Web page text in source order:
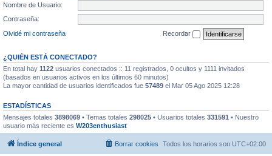
Nombre de Usuario:
Contraseña:
Olvidé mi contraseña
Recordar
¿QUIÉN ESTÁ CONECTADO?
En total hay 1122 usuarios conectados :: 11 registrados, 0 ocultos y 1111 invitados
(basados en usuarios activos en los últimos 60 minutos)
La mayor cantidad de usuarios identificados fue 57489 el Mar 05 Ago 2025 12:28
ESTADÍSTICAS
Mensajes totales 3898069 • Temas totales 298025 • Usuarios totales 331591 • Nuestro
usuario más reciente es W203enthusiast
Índice general Todos los horarios son UTC+02:00
Borrar cookies